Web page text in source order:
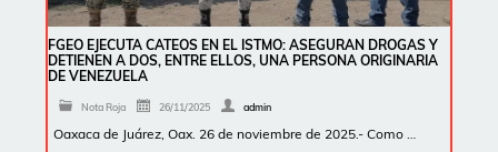
FGEO EJECUTA CATEOS EN EL ISTMO: ASEGURAN DROGAS Y
DETIENEN A DOS, ENTRE ELLOS, UNA PERSONA ORIGINARIA
DE VENEZUELA
Nota Roja 26/11/2025 admin
Oaxaca de Juárez, Oax. 26 de noviembre de 2025.- Como …